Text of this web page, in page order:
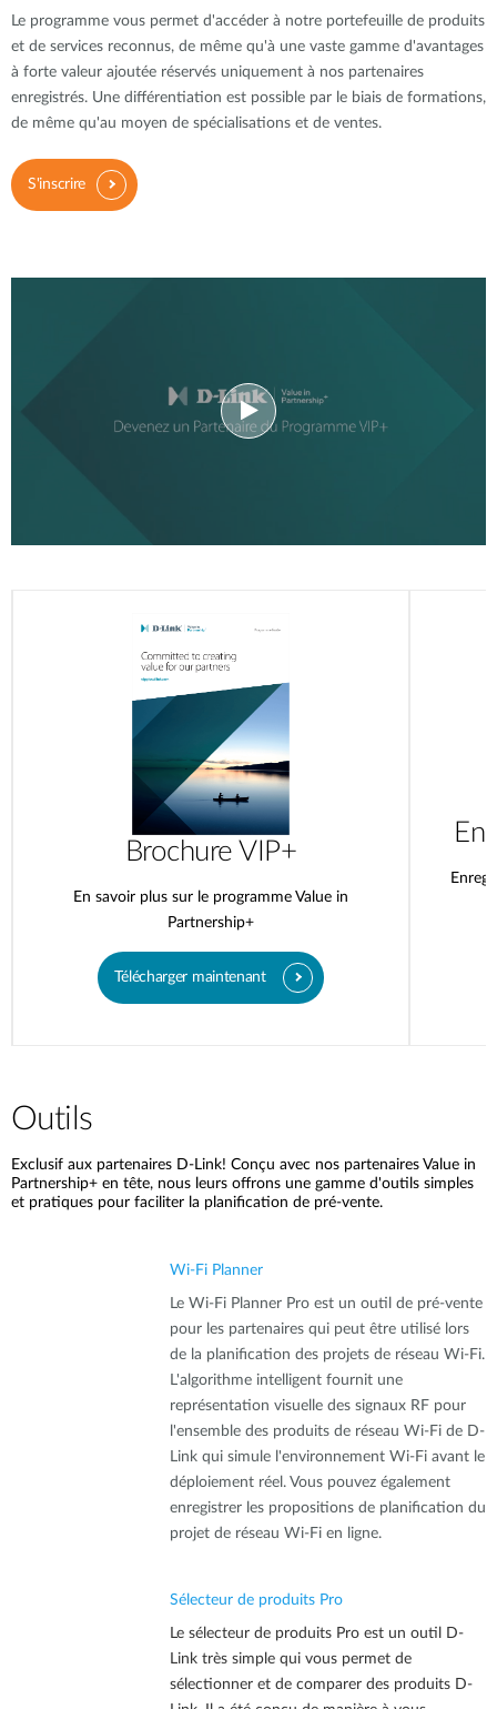
Le programme vous permet d'accéder à notre portefeuille de produits
et de services reconnus, de même qu'à une vaste gamme d'avantages
à forte valeur ajoutée réservés uniquement à nos partenaires
enregistrés. Une différentiation est possible par le biais de formations,
de même qu'au moyen de spécialisations et de ventes.
S'inscrire
Brochure VIP+
En savoir plus sur le programme Value in
Partnership+
Télécharger maintenant
Outils
Exclusif aux partenaires D-Link! Conçu avec nos partenaires Value in
Partnership+ en tête, nous leurs offrons une gamme d'outils simples
et pratiques pour faciliter la planification de pré-vente.
Wi-Fi Planner
Le Wi-Fi Planner Pro est un outil de pré-vente
pour les partenaires qui peut être utilisé lors
de la planification des projets de réseau Wi-Fi.
L'algorithme intelligent fournit une
représentation visuelle des signaux RF pour
l'ensemble des produits de réseau Wi-Fi de D-
Link qui simule l'environnement Wi-Fi avant le
déploiement réel. Vous pouvez également
enregistrer les propositions de planification du
projet de réseau Wi-Fi en ligne.
Sélecteur de produits Pro
Le sélecteur de produits Pro est un outil D-
Link très simple qui vous permet de
sélectionner et de comparer des produits D-